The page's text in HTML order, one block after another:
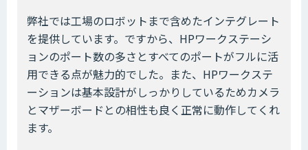
弊社では工場のロボットまで含めたインテグレート
を提供しています。ですから、HPワークステーシ
ョンのポート数の多さとすべてのポートがフルに活
用できる点が魅力的でした。また、HPワークステ
ーションは基本設計がしっかりしているためカメラ
とマザーボードとの相性も良く正常に動作してくれ
ます。